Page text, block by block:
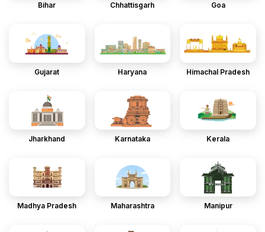
Bihar Chhattisgarh Goa
Gujarat Haryana Himachal Pradesh
Jharkhand Karnataka Kerala
Madhya Pradesh Maharashtra Manipur